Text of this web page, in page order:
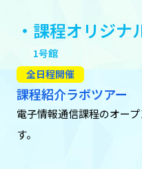
・課程オリジナ
1号館
全日程開催
課程紹介ラボツアー
電子情報通信課程のオー
す。